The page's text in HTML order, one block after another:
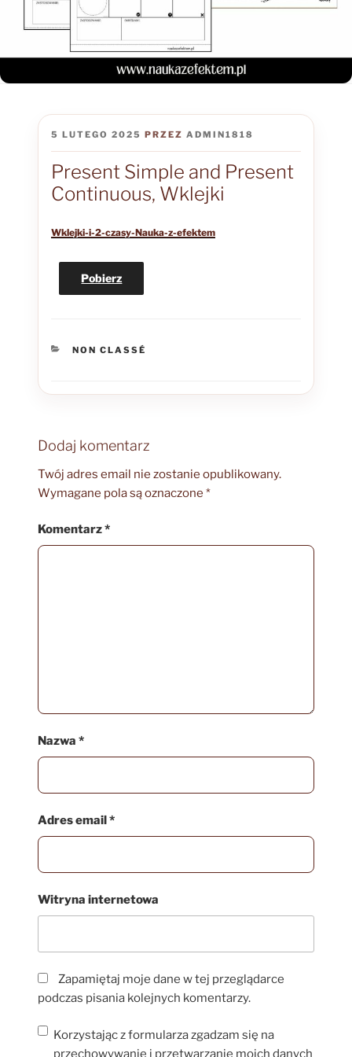
OPUBLIKOWANE
5 LUTEGO 2025 PRZEZ ADMIN1818
Present Simple and Present
Continuous, Wklejki
Wklejki-i-2-czasy-Nauka-z-efektem
Pobierz
KATEGORIE
NON CLASSÉ
Dodaj komentarz
Twój adres email nie zostanie opublikowany.
Wymagane pola są oznaczone *
Komentarz*
Nazwa *
Adres email*
Witryna internetowa
Zapamiętaj moje dane w tej przeglądarce
podczas pisania kolejnych komentarzy.
Korzystając z formularza zgadzam się na
przechowywanie i przetwarzanie moich danych